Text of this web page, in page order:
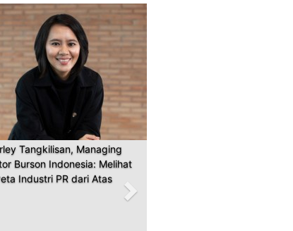
Tangkilisan, Managing
Burson Indonesia: Melihat
Industri PR dari Atas
Next